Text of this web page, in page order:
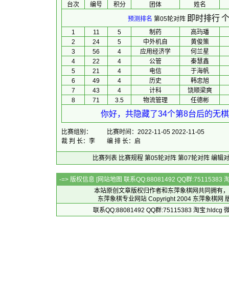
台次 编号 积分 团体
姓名
预测排名 第05轮对阵 即时排行
1 11 5 制药
高玙璠
2
24 5 中外机自
黄俊策
3
56 4 应用经济学
何兰星
4
22 4 公管
秦慧鑫
5
21 4 电信
于海帆
6
49 4 历史
韩忠旭
7
43 4 计科
饶顺梁爽
8
71 3.5 物流管理 任德彬
你好，共隐藏了34个第8台后的无
比赛组别：
比赛时间：2022-11-05 2022-11-05
裁 判 长：李
编 排 长：启
比赛列表 比赛规程 第05轮对阵 第07轮对阵 编辑
-=> 版权信息 [网站地图 联系QQ:88081492 QQ群:75115383
本站原创文章版权归作者和 东萍象棋网共同拥有
东萍象棋专业网站 Copyright 2004 东萍象棋网
联系QQ:88081492 QQ群:75115383 淘宝:hldcg